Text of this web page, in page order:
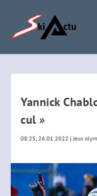
Yannick
cul »
08:25, 26.01.2022 |Jeux